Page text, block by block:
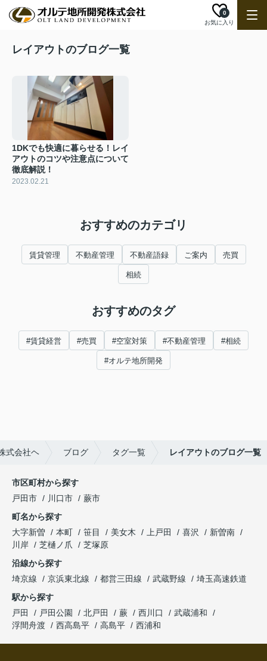
お気に入り
0
レイアウトのブログ一覧
1DKでも快適に暮らせる！レイ
アウトのコツや注意点について
徹底解説！
2023.02.21
おすすめのカテゴリ
賃貸管理 不動産管理 不動産語録 ご案内 売買
相続
おすすめのタグ
#賃貸経営 #売買 #空室対策 #不動産管理 #相続
#オルテ地所開発
式会社ヘ ブログ タグ一覧 レイアウトのブログ一覧
市区町村から探す
戸田市
川口市
蕨市
町名から探す
大字新曽
本町 笹目 美女木 上戸田 喜沢
新曽南
川岸
芝樋ノ爪
芝塚原
沿線から探す
埼京線
京浜東北線 都営三田線 武蔵野線
埼玉高速鉄道
駅から探す
戸田
戸田公園 北戸田 蕨 西川口
武蔵浦和
浮間舟渡
西高島平 高島平 西浦和